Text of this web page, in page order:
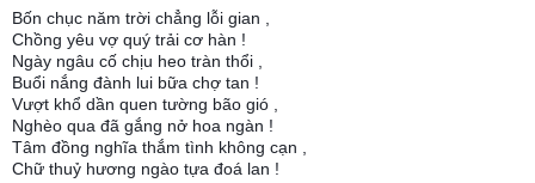
Bốn chục năm trời chẳng lỗi gian ,
Chồng yêu vợ quý trải cơ hàn !
Ngày ngâu cố chịu heo tràn thổi ,
Buổi nắng đành lui bữa chợ tan !
Vượt khổ dần quen tường bão gió ,
Nghèo qua đã gắng nở hoa ngàn !
Tâm đồng nghĩa thắm tình không cạn ,
Chữ thuỷ hương ngào tựa đoá lan !